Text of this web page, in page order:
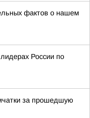
фактов о нашем
России по
за прошедшую